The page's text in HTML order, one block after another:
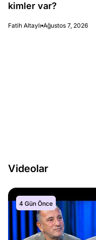
kimler var?
Fatih Altaylı Ağustos 7, 2026
Videolar
4 Gün Önce